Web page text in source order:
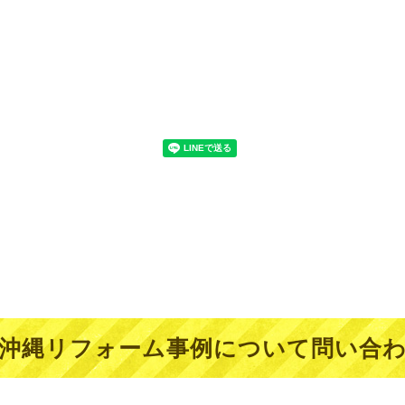
縄リフォーム事例について問い合